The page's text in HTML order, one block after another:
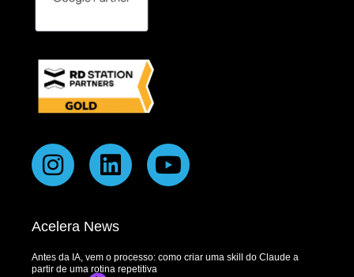
Acelera News
Antes da IA, vem o processo: como criar uma skill do Claude a
partir de uma rotina repetitiva